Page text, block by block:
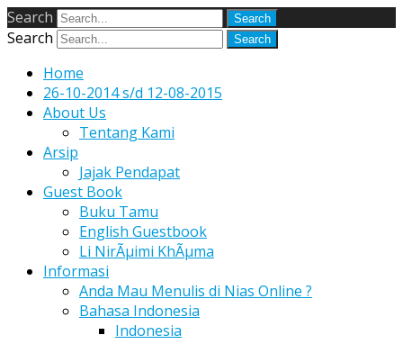
Search
Search
Home
26-10-2014 s/d 12-08-2015
About Us
Tentang Kami
Arsip
Jajak Pendapat
Guest Book
Buku Tamu
English Guestbook
Li NirÃµimi KhÃµma
Informasi
Anda Mau Menulis di Nias Online ?
Bahasa Indonesia
Indonesia